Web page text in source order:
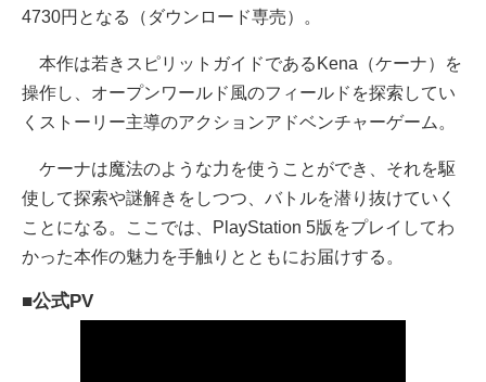
4730円となる（ダウンロード専売）。
本作は若きスピリットガイドであるKena（ケーナ）を
操作し、オープンワールド風のフィールドを探索してい
くストーリー主導のアクションアドベンチャーゲーム。
ケーナは魔法のような力を使うことができ、それを駆
使して探索や謎解きをしつつ、バトルを潜り抜けていく
ことになる。ここでは、PlayStation 5版をプレイしてわ
かった本作の魅力を手触りとともにお届けする。
■公式PV